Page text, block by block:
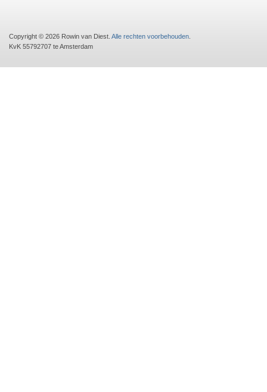
Copyright © 2026 Rowin van Diest. Alle rechten voorbehouden
KvK 55792707 te Amsterdam